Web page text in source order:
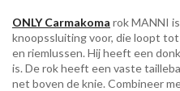
ONLY Carmakoma rok MANNI
knoopssluiting voor, die loopt
en riemlussen. Hij heeft een
is. De rok heeft een vaste
net boven de knie. Combineer